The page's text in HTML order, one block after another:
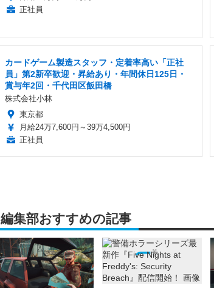
正社員
カードゲーム製造スタッフ・定着率高い「正社
員」第2新卒歓迎・昇給あり・年間休日125日・
賞与年2回・千代田区飯田橋
株式会社小林
東京都
月給24万7,600円～39万4,500円
正社員
編集部おすすめの記事